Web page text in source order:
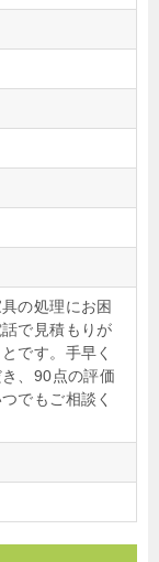
の処理にお困
で見積もりが
です。手早く
、90点の評価
でもご相談く